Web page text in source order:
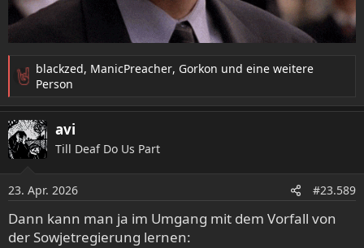
R
a
k
t
i
o
n
e
n
:
blackzed, ManicPreacher, Gorkon und eine weitere
Person
avi
Till Deaf Do Us Part
23. Apr. 2026 #23.589
Dann kann man ja im Umgang mit dem Vorfall von
der Sowjetregierung lernen: